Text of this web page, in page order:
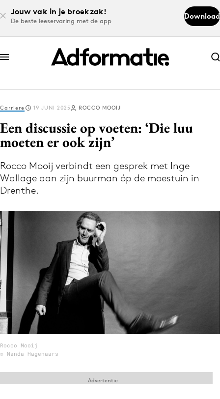
Jouw vak in je broekzak!
De beste leeservaring met de app
Download
Abonneer nu
Abonneer nu
Log in
Download de app
Volg het laatste nieuws via de Adformatie
Nieuws app
Menu
Home
9 sept: GenAI-training
12 nov: MarketingLive!
Adverteren
Opleidingen
Academy
Carriere 19 JUNI 2025 ROCCO MOOIJ
Een discussie op voeten: ‘Die luu
moeten er ook zijn’
Rocco Mooij verbindt een gesprek met Inge
Wallage aan zijn buurman óp de moestuin in
Drenthe.
Rocco Mooij
© Nanda Hagenaars
Advertentie